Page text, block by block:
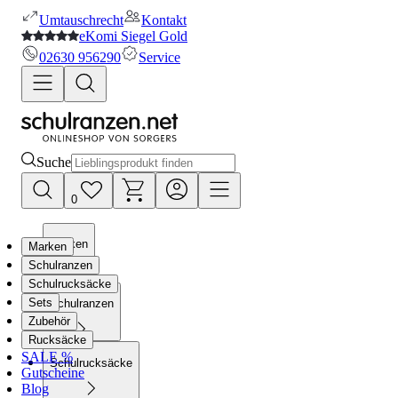
Umtauschrecht
Kontakt
eKomi Siegel Gold
02630 956290
Service
Suche
0
Marken
Schulranzen
Schulrucksäcke
Marken
Schulranzen
Schulrucksäcke
Sets
Zubehör
Rucksäcke
SALE %
Gutscheine
Blog